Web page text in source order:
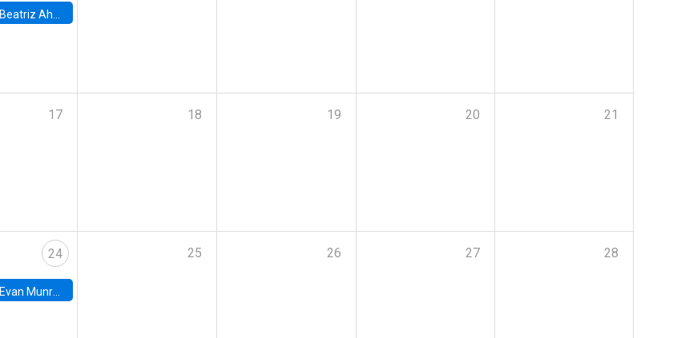
Beatriz Ahumada, PhD candidate, Universidad de Pittsburgh
17 18 19 20 21
24
Evan Munro, Neyman Visiting Assistant Professor in the Department of Statistics at UC Berkeley
25 26 27 28